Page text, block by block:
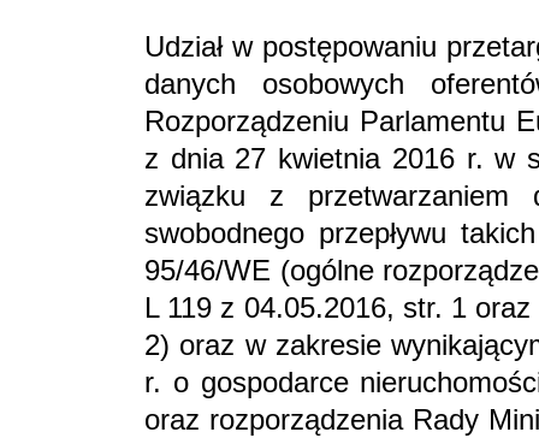
Udział w postępowaniu
danych osobowych
Rozporządzeniu Parlamentu
z dnia 27 kwietnia 2016 r. w
związku z
swobodnego przepływu
95/46/WE (ogólne
L 119 z 04.05.2016, str. 1
2) oraz w zakresie
r. o gospodarce
oraz rozporządzenia Rady